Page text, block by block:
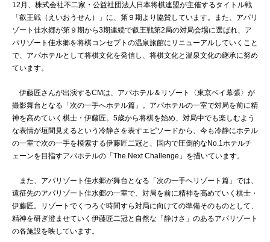
12月、株式会社不二家・公益社団法人日本将棋連盟が主催するタイトル戦
「叡王戦（えいおうせん）」に、第９期より協賛しています。また、アパリ
ゾート佳水郷が第９期から3期連続で叡王戦第2局の対局会場に選ばれ、ア
パリゾート佳水郷を将棋コンセプトの温泉旅館にリニューアルしていくこと
で、アパホテルとして将棋文化を発信し、将棋文化と温泉文化の継承に努め
ています。
伊藤匠さんが出演するCMは、アパホテル＆リゾート〈東京ベイ幕張〉が
撮影舞台となる「次の一手へホテル篇」。アパホテルの一室で対局を前に精
神を高めていく棋士・伊藤匠。5歳から将棋を始め、対局中でも楽しむよう
な表情が垣間見えるという冷静さを表すエピソードから、今も冷静にホテル
の一室で次の一手を模索する伊藤匠二冠と、国内で圧倒的なNo.1ホテルチ
ェーンを目指すアパホテルの「The Next Challenge」を描いています。
また、アパリゾート佳水郷が舞台となる「次の一手へリゾート篇」では、
遠征先のアパリゾート佳水郷の一室で、対局を前に精神を高めていく棋士・
伊藤匠。リゾートでくつろぐ時間すら対局に向けての準備そのものとして、
精神を研ぎ澄ませていく伊藤匠二冠と自然な「静けさ」のあるアパリゾート
の各施設を映しています。